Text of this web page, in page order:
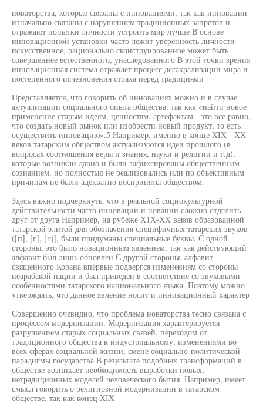
новаторства, которые связаны с инновациями, так как инновации
изначально связаны с нарушением традиционных запретов и
отражают попытки личности устроить мир лучше В основе
инновационной установки часто лежит уверенность личности
искусственное, рационально сконструированное может быть
совершеннее естественного, унаследованного В этой точки зрения
инновационная система отражает процесс дссакрализации мира и
постепенного исчезновения страха перед традициями
Представляется, что говорить об инновациях можно и в случае
актуализации социального опыта общества, так как «найти новое
применение старым идеям, ценностям, артефактам - это все равно,
что создать новый рынок или изобрести новый продукт, то есть
осуществить инновацию».5 Например, именно в конце XIX - XX
веков татарским обществом актуализуются идеи прошлого (в
вопросах соотношения веры и знания, науки и религии и т.д),
которые возникли давно и были зафиксированы общественным
сознанием, но полностью не реализовались или по объективным
причинам не были адекватно восприняты обществом.
Здесь важно подчеркнуть, что в реальной социокультурной
действительности часто инновации и новации сложно отделить
друг от друга Например, на рубеже Х1Х-ХХ веков образованной
татарской элитой для обозначения специфичных татарских звуков
([п], [г], [щ], были придуманы специальные буквы. С одной
стороны, это было новационным явлением, так как действующий
алфавит был лишь обновлен С другой стороны, алфавит
священного Корана впервые подвергся изменениям со стороны
неарабской нации и был приведен в соответствие со звуковыми
особенностями татарского национального языка. Поэтому можно
утверждать, что данное явление носит и инновационный характер
Совершенно очевидно, что проблема новаторства тесно связана с
процессом модернизации. Модернизация характеризуется
разрушением старых социальных связей, переходом от
традиционного общества к индустриальному, изменениями во
всех сферах социальной жизни, смене социально-политической
парадигмы государства В результате подобных трансформаций в
обществе возникает необходимость выработки новых,
нетрадиционных моделей человеческого бытия. Например, имеет
смысл говорить о религиозной модернизации в татарском
обществе, так как конец XIX